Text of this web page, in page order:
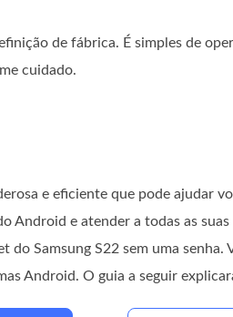
de fábrica. É simples de
cuidado.
e eficiente que pode ajudar
Android e atender a todas as
Samsung S22 sem uma senha.
Android. O guia a seguir